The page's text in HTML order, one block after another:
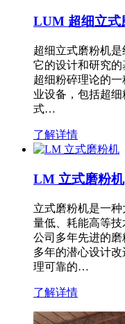
LUM 超细立式
超细立式磨粉机是
它的设计和研究
超细粉碎理论的
业设备，包括超
式…
了解详情
LM 立式磨粉机
立式磨粉机是一
量低、耗能高等
公司多年先进的
多年的潜心设计
理可靠的…
了解详情